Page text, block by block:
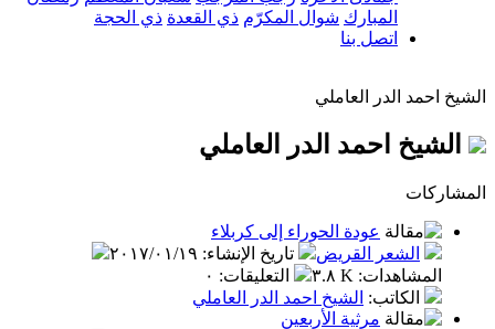
المبارك شوال المكرّم ذي القعدة ذي الحجة
اتصل بنا
الشيخ احمد الدر العاملي
الشيخ احمد الدر العاملي
المشاركات
عودة الحوراء إلى كربلاء
الشعر القريض
تاريخ الإنشاء: ٢٠١٧/٠١/١٩
المشاهدات: ٣.٨ K التعليقات: ٠
الكاتب: الشيخ احمد الدر العاملي
مرثية الأربعين